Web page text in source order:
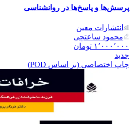
پرسش‌ها و پاسخ‌ها در روانشناسی
انتشارات معین
محمود ساعتچی
۱٬۰۰۰٬۰۰۰ تومان
جدید
چاپ اختصاصی (بر اساس POD)